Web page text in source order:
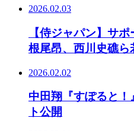
2026.02.03
【侍ジャパン】サ
根尾昂、西川史礁ら
2026.02.02
中田翔『すぽると
ト公開